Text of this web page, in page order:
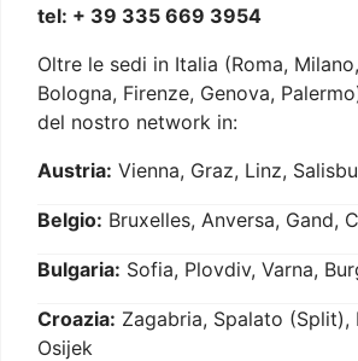
tel: + 39 335 669 3954
Oltre le sedi in Italia (Roma,
Bologna, Firenze, Genova,
del nostro network in:
Austria: Vienna, Graz, Linz,
Belgio: Bruxelles, Anversa, Gand,
Bulgaria: Sofia, Plovdiv, Varna,
Croazia: Zagabria, Spalato (Split),
Osijek